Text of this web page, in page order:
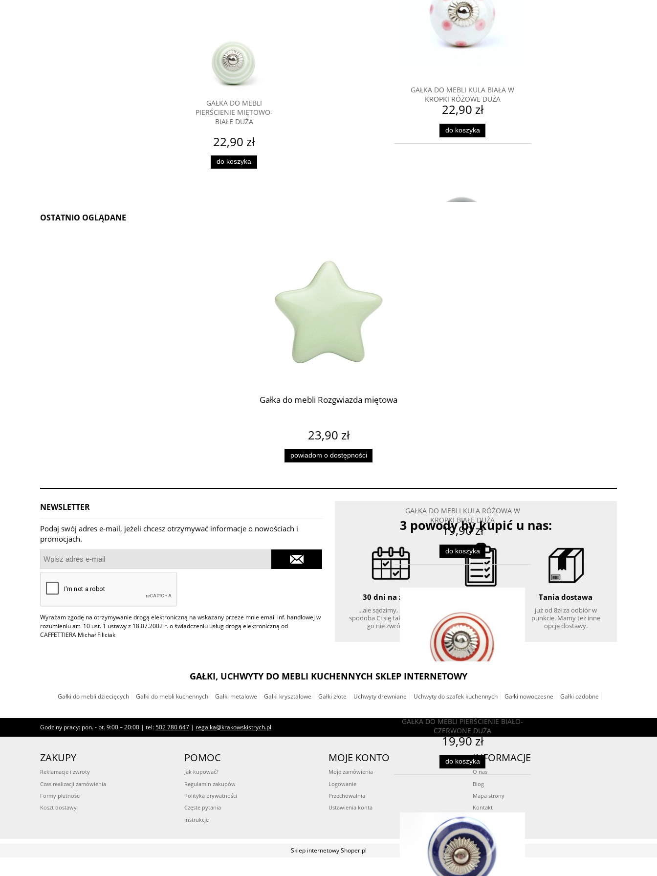
GAŁKA DO MEBLI
PIERŚCIENIE MIĘTOWO-
BIAŁE DUŻA
22,90 zł
do koszyka
GAŁKA DO MEBLI KULA BIAŁA W
KROPKI RÓŻOWE DUŻA
GAŁKA DO MEBLI KULA SZARA W
KROPKI BIAŁE MAŁA
GAŁKA DO MEBLI KULA RÓŻOWA W
KROPKI BIAŁE DUŻA
19,90 zł
do koszyka
GAŁKA DO MEBLI PIERŚCIENIE BIAŁO-
CZERWONE DUŻA
19,90 zł
OSTATNIO OGLĄDANE
Gałka do mebli Rozgwiazda miętowa
23,90 zł
powiadom o dostępności
NEWSLETTER
Podaj swój adres e-mail, jeżeli chcesz otrzymywać informacje o nowościach i
promocjach.
Wyrażam zgodę na otrzymywanie drogą elektroniczną na wskazany przeze mnie email inf. handlowej w
rozumieniu art. 10 ust. 1 ustawy z 18.07.2002 r. o świadczeniu usług drogą elektroniczną od
CAFFETTIERA Michał Filiciak
3 powody by kupić u nas:
30 dni na zwrot
...ale sądzimy, że towar
spodoba Ci się tak bardzo, że
go nie zwrócisz :)
potwierdzona wieloma
opiniami klientów, które
możesz sam sprawdzić!
Tania dostawa
już od 8zł za odbiór w
punkcie. Mamy też inne
opcje dostawy.
GAŁKI, UCHWYTY DO MEBLI KUCHENNYCH SKLEP INTERNETOWY
Gałki do mebli dziecięcych Gałki do mebli kuchennych Gałki metalowe Gałki kryształowe Gałki złote Uchwyty drewniane Uchwyty do szafek kuchennych Gałki nowoczesne Gałki ozdobne
Godziny pracy: pon. - pt. 9:00 – 20:00 | tel:502 780 647 | regalka@krakowskistrych.pl
ZAKUPY
Reklamacje i zwroty
Czas realizacji zamówienia
Formy płatności
Koszt dostawy
POMOC
Jak kupować?
Regulamin zakupów
Polityka prywatności
Częste pytania
Instrukcje
MOJE KONTO
Moje zamówienia
Logowanie
Przechowalnia
Ustawienia konta
INFORMACJE
O nas
Blog
Mapa strony
Kontakt
Linki
Sklep internetowy Shoper.pl